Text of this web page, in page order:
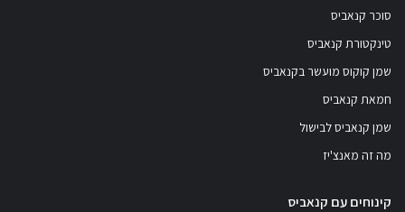
סוכר קנאביס
טינקטורת קנאביס
שמן קוקוס מועשר בקנאביס
חמאת קנאביס
שמן קנאביס לבישול
מה זה מאנצ'יז
קינוחים עם קנאביס